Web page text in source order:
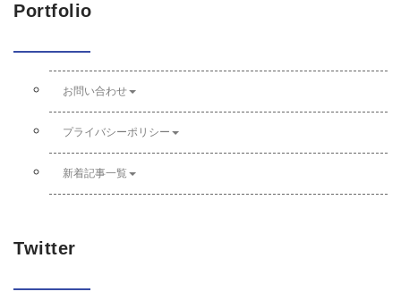
Portfolio
お問い合わせ
プライバシーポリシー
新着記事一覧
Twitter